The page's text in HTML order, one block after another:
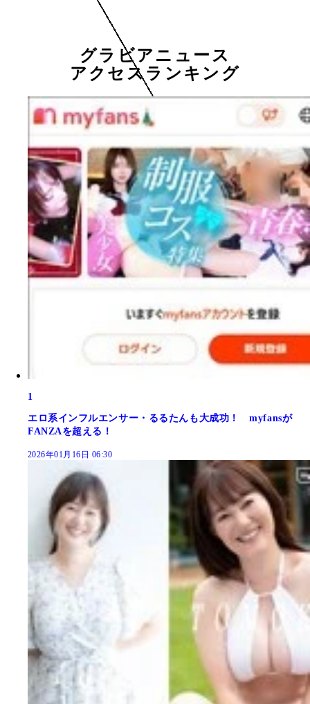
グラビアニュース
アクセスランキング
1
エロ系インフルエンサー・るるたんも大成功！ myfansが
FANZAを超える！
2026年01月16日 06:30